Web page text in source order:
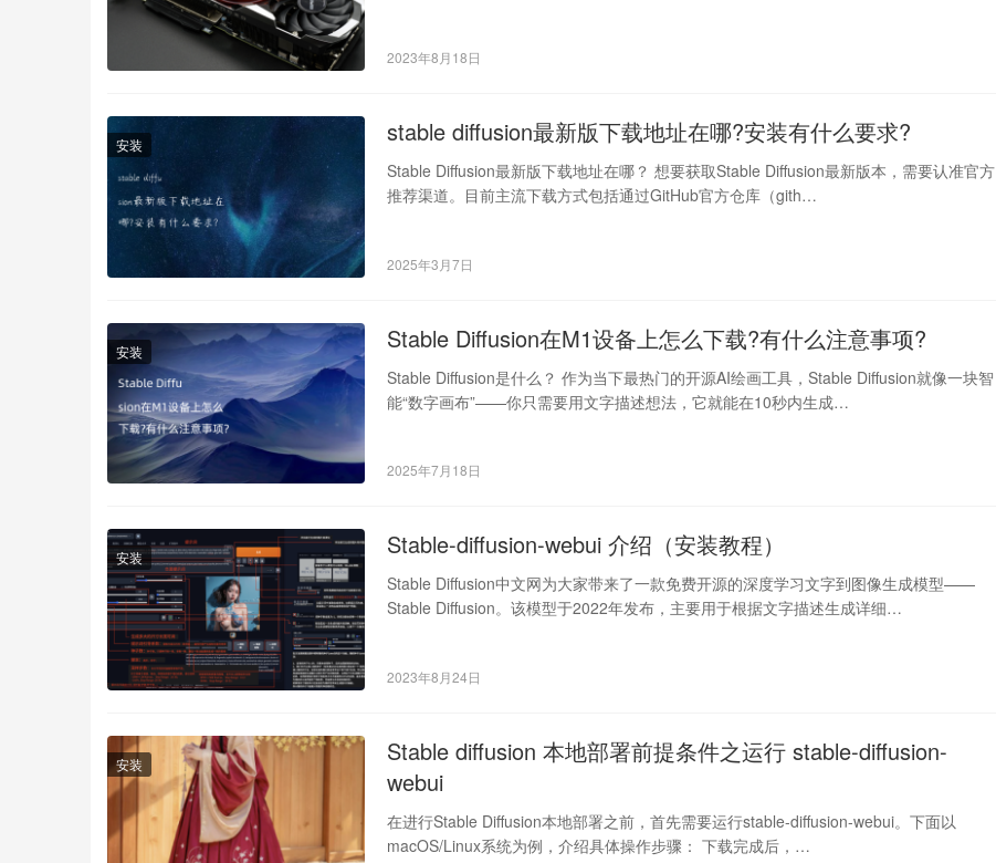
2023年8月18日
安装 stable diffusion最新版下载地址在哪?安装有什么要求?
Stable Diffusion最新版下载地址在哪？ 想要获取Stable Diffusion最新版本，需要认准官方
推荐渠道。目前主流下载方式包括通过GitHub官方仓库（gith…
2025年3月7日
安装 Stable Diffusion在M1设备上怎么下载?有什么注意事项?
Stable Diffusion是什么？ 作为当下最热门的开源AI绘画工具，Stable Diffusion就像一块智
能“数字画布”——你只需要用文字描述想法，它就能在10秒内生成…
2025年7月18日
安装 Stable-diffusion-webui 介绍（安装教程）
Stable Diffusion中文网为大家带来了一款免费开源的深度学习文字到图像生成模型——
Stable Diffusion。该模型于2022年发布，主要用于根据文字描述生成详细…
2023年8月24日
安装
Stable diffusion 本地部署前提条件之运行 stable-diffusion-
webui
在进行Stable Diffusion本地部署之前，首先需要运行stable-diffusion-webui。下面以
macOS/Linux系统为例，介绍具体操作步骤： 下载完成后，…